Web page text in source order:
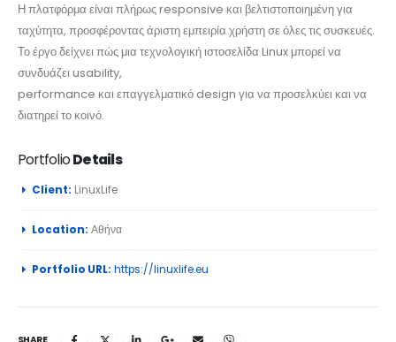
Η πλατφόρμα είναι πλήρως responsive και βελτιστοποιημένη για
ταχύτητα, προσφέροντας άριστη εμπειρία χρήστη σε όλες τις συσκευές.
Το έργο δείχνει πώς μια τεχνολογική ιστοσελίδα Linux μπορεί να
συνδυάζει usability,
performance και επαγγελματικό design για να προσελκύει και να
διατηρεί το κοινό.
PortfolioDetails
Client: LinuxLife
Location: Αθήνα
Portfolio URL: https://linuxlife.eu